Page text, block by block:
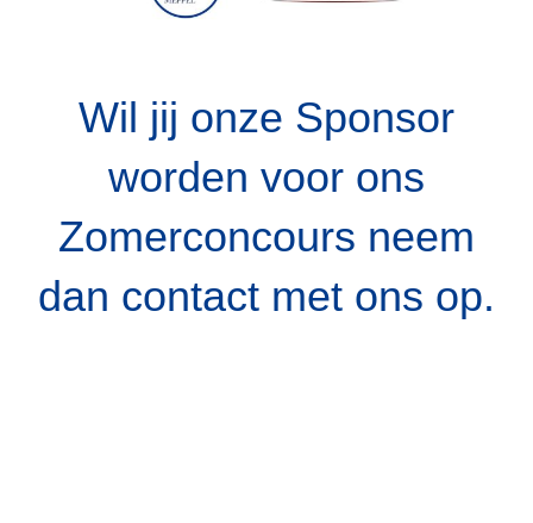
Wil jij onze Sponsor
worden voor ons
Zomerconcours neem
dan contact met ons op.